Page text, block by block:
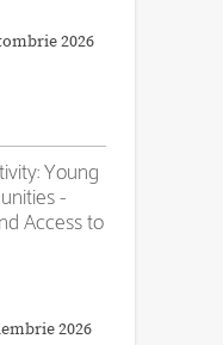
2026
Young
-
Access to
2026